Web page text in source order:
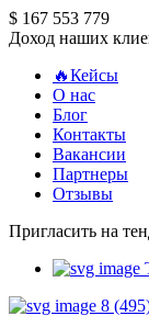
$ 167 553 779
Доход наших
🔥Кейсы
О нас
Блог
Контакты
Вакансии
Партнеры
Отзывы
Пригласить на
8